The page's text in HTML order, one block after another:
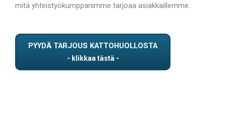
mitä yhteistyökumppanimme tarjoaa asiakkaillemme.
PYYDÄ TARJOUS KATTOHUOLLOSTA